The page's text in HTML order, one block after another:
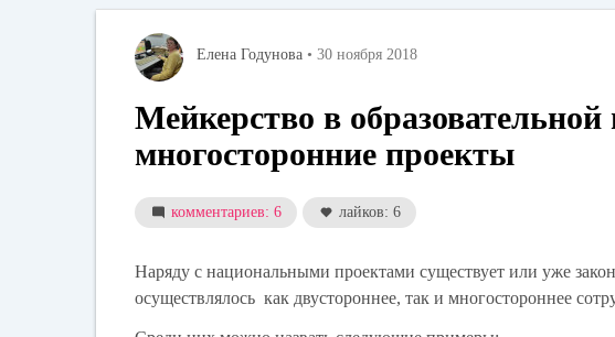
Елена Годунова • 30 ноября 2018
Мейкерство в
многосторонние проекты
комментариев: 6 лайков: 6
Наряду с национальными проектами существует или уже
осуществлялось как двустороннее, так и многостороннее